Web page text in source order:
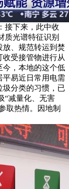
接下来，此中收
质光谱特征识别
放、规范转运到焚
受接管物进行从
今，本地的这个低
平易近日常用电需
分类的习惯，已
“减量化、无害
取热情。因地制